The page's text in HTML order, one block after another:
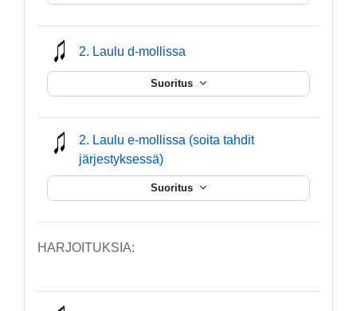
2. Laulu d-mollissa
Suoritus
2. Laulu e-mollissa (soita tahdit
järjestyksessä)mmusic
Suoritus
HARJOITUKSIA: